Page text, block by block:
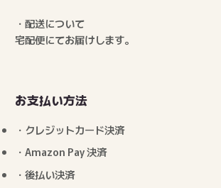
・配送について
宅配便にてお届けします。
お支払い方法
・クレジットカード決済
・Amazon Pay 決済
・後払い決済